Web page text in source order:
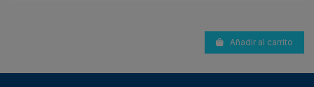
Añadir al carrito